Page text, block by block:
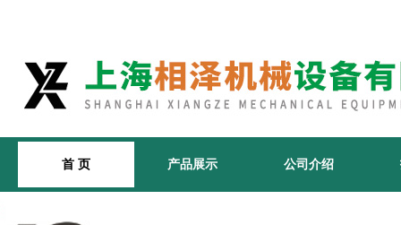
首 页 产品展示 公司介绍